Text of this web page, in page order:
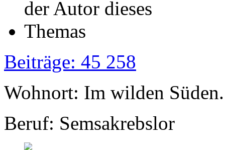
Beiträge: 45 258
Wohnort: Im wilden
Beruf: Semsakrebslor